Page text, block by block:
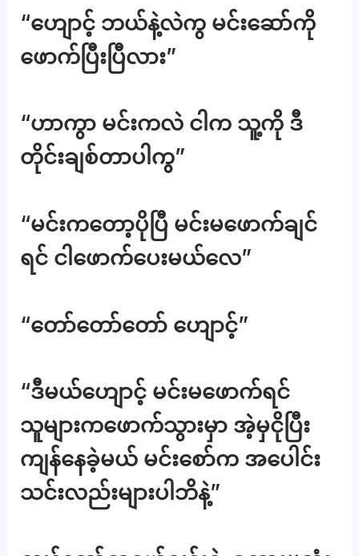
“ဟျောင့် ဘယ်နဲ့လဲကွ မင်းဆော်ကို
ဖောက်ပြီးပြီလား”
“ဟာကွာ မင်းကလဲ ငါက သူ့ကို ဒီ
တိုင်းချစ်တာပါကွ”
“မင်းကတော့ပိုပြီ မင်းမဖောက်ချင်
ရင် ငါဖောက်ပေးမယ်လေ”
“တော်တော်တော် ဟျောင့်”
“ဒီမယ်ဟျောင့် မင်းမဖောက်ရင်
သူများကဖောက်သွားမှာ အဲ့မှငိုပြီး
ကျန်နေခဲ့မယ် မင်းစော်က အပေါင်း
သင်းလည်းများပါဘိနဲ့”